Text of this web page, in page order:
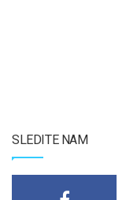
SLEDITE NAM